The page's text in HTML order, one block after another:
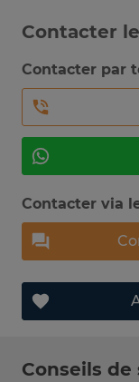
Contacter
Contacter par
Contacter via
Conseils